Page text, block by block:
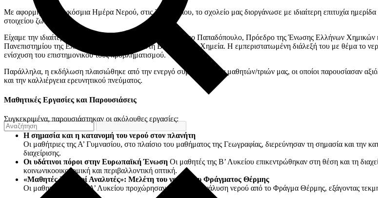
Με αφορμή την Παγκόσμια Ημέρα Νερού, στις 22 Μαρτίου, το σχολείο μας διοργάνωσε με ιδιαίτερη επιτυχία
στοιχείου ζωής.
Είχαμε την ιδιαίτερη τιμή να φιλοξενήσουμε τον κ. Αθανάσιο Παπαδόπουλο, Πρόεδρο της Ένωσης Ελλήνων Χημικών
Πανεπιστημίου της Ελλάδος με εξειδίκευση στη Βιοανόργανη Χημεία. Η εμπεριστατωμένη διάλεξή του με θέμα το
ενίσχυση του επιστημονικού τους προβληματισμού.
Παράλληλα, η εκδήλωση πλαισιώθηκε από την ενεργό συμμετοχή των μαθητών/τριών μας, οι οποίοι παρουσίασαν
και την καλλιέργεια ερευνητικού πνεύματος.
Μαθητικές Εργασίες και Παρουσιάσεις
Συγκεκριμένα, παρουσιάστηκαν οι ακόλουθες εργασίες:
Η σημασία και η κατανομή του νερού στον πλανήτη
Οι μαθήτριες της Α’ Γυμνασίου, στο πλαίσιο του μαθήματος της Γεωγραφίας, διερεύνησαν τη σημασία και την
διαχείρισης.
Οι υδάτινοι πόροι στην Ευρωπαϊκή Ένωση Οι μαθητές της Β’ Λυκείου επικεντρώθηκαν στη θέση και τη
κοινωνικοοικονομική και περιβαλλοντική οπτική.
«Μαθητές Χημικοί Αναλυτές»: Μελέτη του νερού του Φράγματος Θέρμης
Οι μαθητές/τριες της Α’ Λυκείου προχώρησαν σε χημική ανάλυση νερού από το Φράγμα Θέρμης, εξάγοντας